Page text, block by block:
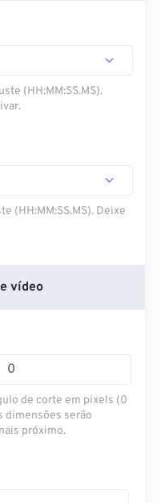
(HH:MM:SS.MS).
(HH:MM:SS.MS). Deixe
vídeo
de corte em pixels (0
dimensões serão
próximo.